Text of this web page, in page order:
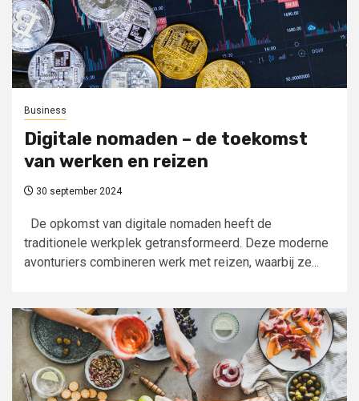
Business
Digitale nomaden – de toekomst
van werken en reizen
30 september 2024
De opkomst van digitale nomaden heeft de
traditionele werkplek getransformeerd. Deze moderne
avonturiers combineren werk met reizen, waarbij ze...